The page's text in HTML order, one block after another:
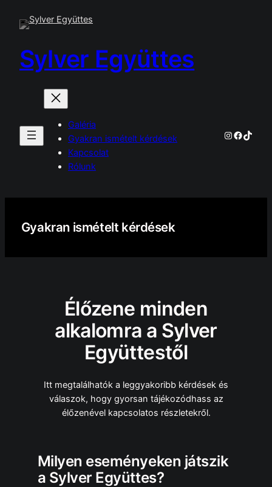
Sylver Együttes
Galéria
Gyakran ismételt kérdések
Kapcsolat
Rólunk
Instagram
TikTok
Gyakran ismételt kérdések
Élőzene minden
alkalomra a Sylver
Együttestől
Itt megtalálhatók a leggyakoribb kérdések és
válaszok, hogy gyorsan tájékozódhass az
élőzenével kapcsolatos részletekről.
Milyen eseményeken játszik
a Sylver Együttes?